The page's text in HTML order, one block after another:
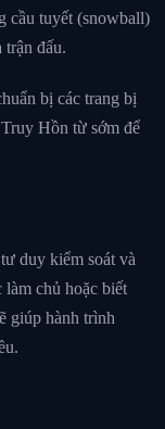
cầu tuyết (snowball)
đấu.
bị các trang bị
Hồn từ sớm để
duy kiểm soát và
làm chủ hoặc biết
giúp hành trình